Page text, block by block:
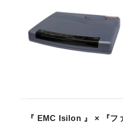
『 EMC Isilon 』 × 『